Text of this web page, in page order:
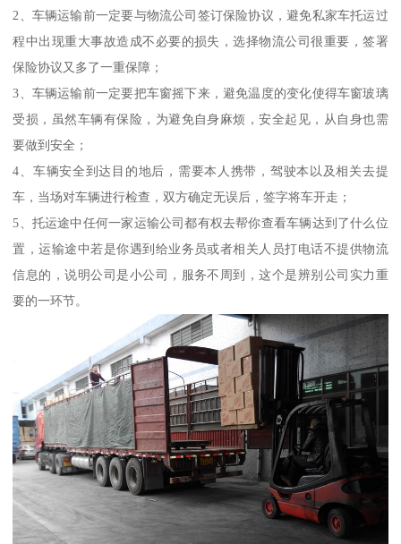
2、车辆运输前一定要与物流公司签订保险协议，避免私家车托运过
程中出现重大事故造成不必要的损失，选择物流公司很重要，签署
保险协议又多了一重保障；
3、车辆运输前一定要把车窗摇下来，避免温度的变化使得车窗玻璃
受损，虽然车辆有保险，为避免自身麻烦，安全起见，从自身也需
要做到安全；
4、车辆安全到达目的地后，需要本人携带，驾驶本以及相关去提
车，当场对车辆进行检查，双方确定无误后，签字将车开走；
5、托运途中任何一家运输公司都有权去帮你查看车辆达到了什么位
置，运输途中若是你遇到给业务员或者相关人员打电话不提供物流
信息的，说明公司是小公司，服务不周到，这个是辨别公司实力重
要的一环节。